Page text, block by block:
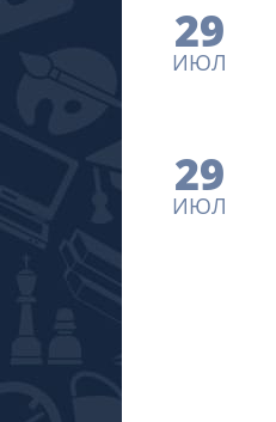
29
ИЮЛ
29
ИЮЛ